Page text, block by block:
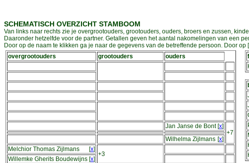
SCHEMATISCH OVERZICHT STAMBOOM
Van links naar rechts zie je overgrootouders, grootouders, ouders, broers en zussen,
Daaronder hetzelfde voor de partner. Getallen geven het aantal nakomelingen van een
Door op de naam te klikken ga je naar de gegevens van de betreffende persoon. Door
overgrootouders
grootouders ouders
Jan Janse de Bont[x]
+7
Wilhelma Zijlmans [x]
Melchior Thomas Zijlmans
[x]
+3
Willemke Gherits Boudewijns [x]